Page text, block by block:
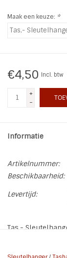
SALE
Maak een keuze: *
€4,50 Incl. btw
+
-
Informatie
Artikelnummer:
Beschikbaarheid:
Levertijd:
Tas,-